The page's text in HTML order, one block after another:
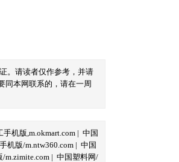
。请读者仅作参考，并请
同本网联系的，请在一周
机版,m.okmart.com | 中国
机版/m.ntw360.com | 中国
m.zimite.com | 中国塑料网/